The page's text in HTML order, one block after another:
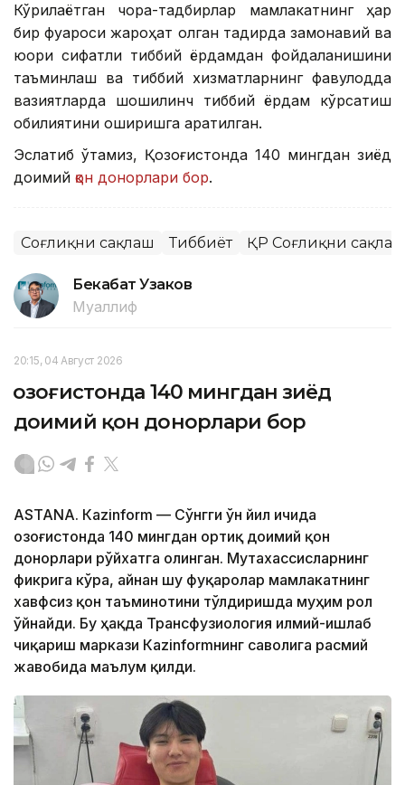
Кўрилаётган чора-тадбирлар мамлакатнинг ҳар
бир фуқароси жароҳат олган тақдирда замонавий ва
юқори сифатли тиббий ёрдамдан фойдаланишини
таъминлаш ва тиббий хизматларнинг фавқулодда
вазиятларда шошилинч тиббий ёрдам кўрсатиш
қобилиятини оширишга қаратилган.
Эслатиб ўтамиз, Қозоғистонда 140 мингдан зиёд
доимий қон донорлари бор.
Соғлиқни сақлаш Тиббиёт ҚР Соғлиқни
Бекабат Узаков
Муаллиф
20:15, 04 Август 2026
Қозоғистонда 140 мингдан зиёд
доимий қон донорлари бор
ASTANА. Кazinform — Сўнгги ўн йил ичида
Қозоғистонда 140 мингдан ортиқ доимий қон
донорлари рўйхатга олинган. Мутахассисларнинг
фикрига кўра, айнан шу фуқаролар мамлакатнинг
хавфсиз қон таъминотини тўлдиришда муҳим рол
ўйнайди. Бу ҳақда Трансфузиология илмий-ишлаб
чиқариш маркази Кazinformнинг саволига расмий
жавобида маълум қилди.